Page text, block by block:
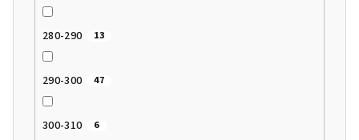
280-290 13
290-300 47
300-310 6